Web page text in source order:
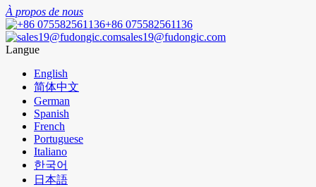
À propos de nous
+86 075582561136
sales19@fudongic.com
Langue
English
简体中文
German
Spanish
French
Portuguese
Italiano
한국어
日本語